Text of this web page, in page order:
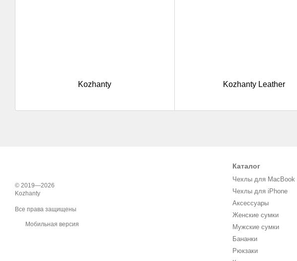
Kozhanty Kozhanty Leather
© 2019—2026
Kozhanty
Все права защищены
Мобильная версия
Каталог
Чехлы для MacBook
Чехлы для iPhone
Аксессуары
Женские сумки
Мужские сумки
Бананки
Рюкзаки